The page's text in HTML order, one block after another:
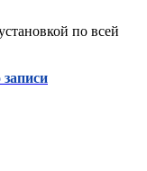
по всей